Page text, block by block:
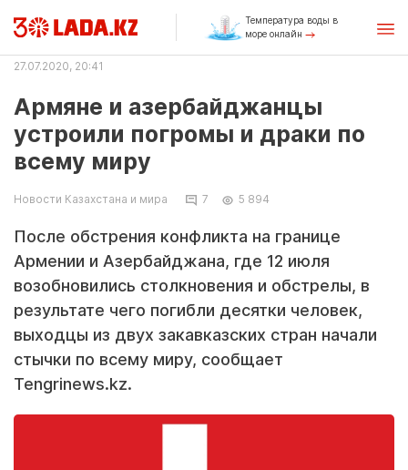
Температура воды в
море онлайн
27.07.2020, 20:41
Армяне и азербайджанцы
устроили погромы и драки по
всему миру
Новости Казахстана и мира 7 5 894
После обстрения конфликта на границе
Армении и Азербайджана, где 12 июля
возобновились столкновения и обстрелы, в
результате чего погибли десятки человек,
выходцы из двух закавказских стран начали
стычки по всему миру, сообщает
Tengrinews.kz.